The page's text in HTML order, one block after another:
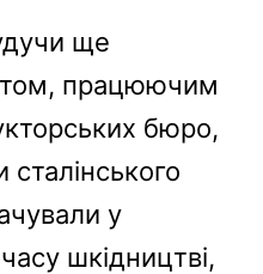
ще
працюючим
бюро,
сталінського
у
шкідництві,